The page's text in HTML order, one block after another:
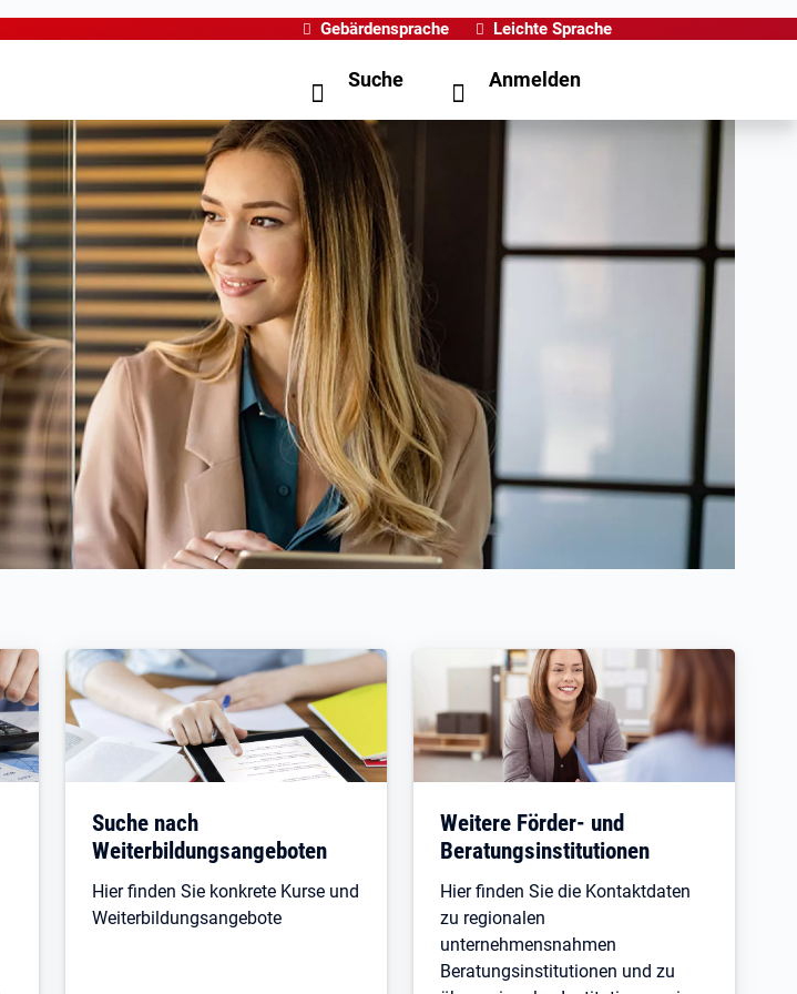
Gebärdensprache Leichte Sprache
Suche Anmelden
Öffnet in neuem Tab
Suche nach
Weiterbildungsangeboten
Hier finden Sie konkrete Kurse und
Weiterbildungsangebote
Weitere Förder- und
Beratungsinstitutionen
Hier finden Sie die Kontaktdaten
zu regionalen
unternehmensnahmen
Beratungsinstitutionen und zu